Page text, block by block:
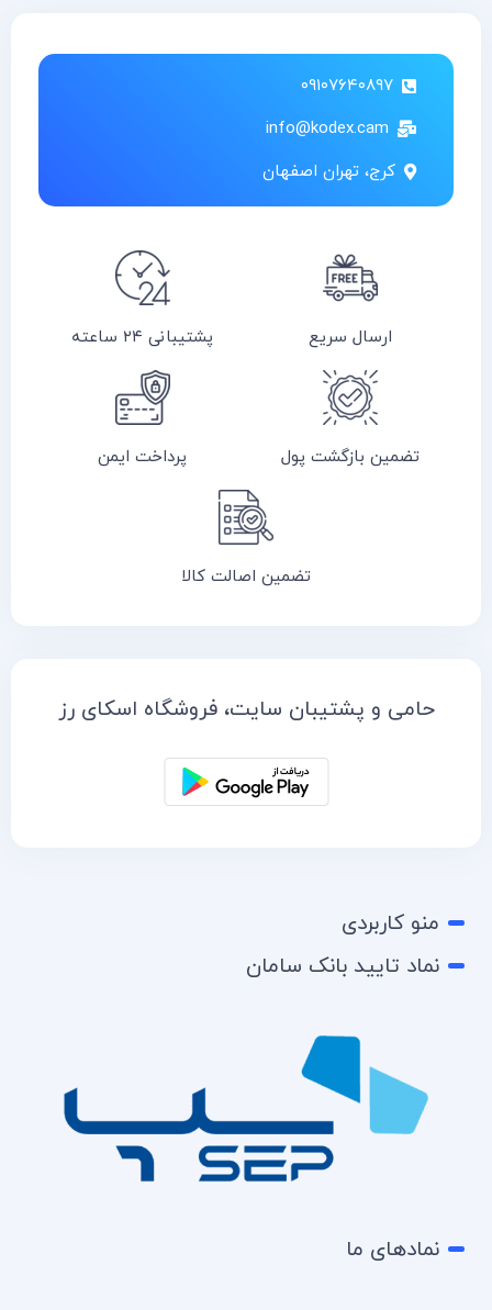
۰۹۱۰۷۶۴۰۸۹۷
info@kodex.cam
کرج، تهران اصفهان
ارسال سریع پشتیبانی ۲۴ ساعته
تضمین بازگشت پول پرداخت ایمن
تضمین اصالت کالا
حامی و پشتیبان سایت، فروشگاه اسکای رز
منو کاربردی
نماد تایید بانک سامان
نمادهای ما